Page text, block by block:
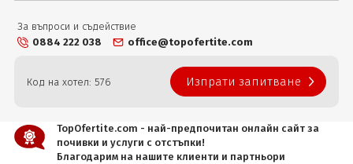
За въпроси и съдействие
0884 222 038
office@topofertite.com
Код на хотел: 576 Изпрати запитване
TopOfertite.com - най-предпочитан онлайн сайт за
почивки и услуги с отстъпки!
Благодарим на нашите клиенти и партньори